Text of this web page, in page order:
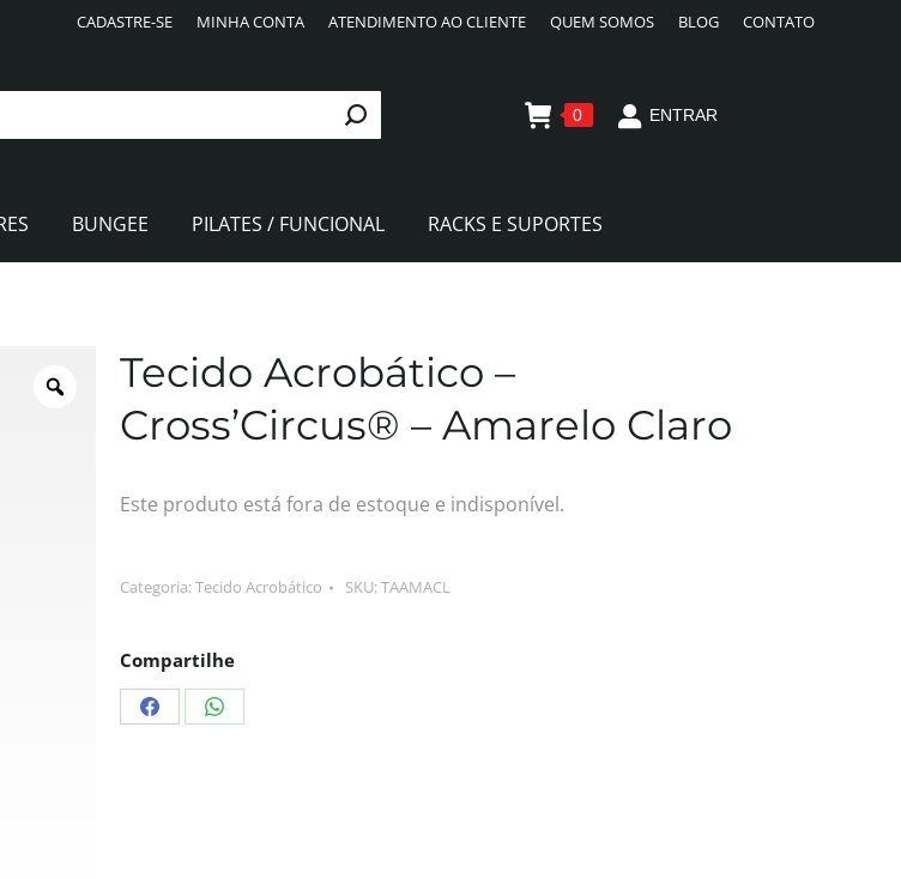
CADASTRE-SE MINHA CONTA ATENDIMENTO AO CLIENTE QUEM SOMOS BLOG CONTATO
0 ENTRAR
BUNGEE PILATES / FUNCIONAL RACKS E SUPORTES
Tecido Acrobático –
Cross’Circus® – Amarelo Claro
Este produto está fora de estoque e indisponível.
Categoria:Tecido Acrobático SKU:TAAMACL
Compartilhe